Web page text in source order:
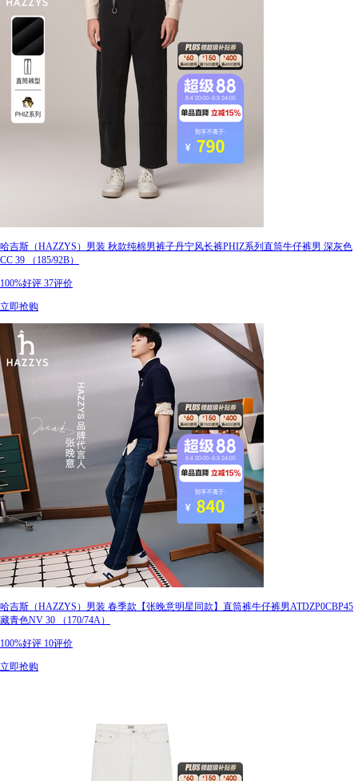
哈吉斯（HAZZYS）男装 秋款纯棉男裤子丹宁风长裤PHIZ系列直筒牛仔裤男 深灰色
CC 39 （185/92B）
100%好评 37评价
立即抢购
哈吉斯（HAZZYS）男装 春季款【张晚意明星同款】直筒裤牛仔裤男ATDZP0CBP45
藏青色NV 30 （170/74A）
100%好评 10评价
立即抢购